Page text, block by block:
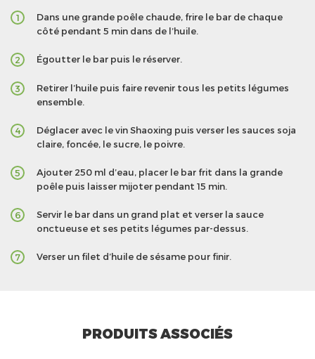
1
Dans une grande poêle chaude, frire le bar de chaque
côté pendant 5 min dans de l’huile.
2 Égoutter le bar puis le réserver.
3
Retirer l’huile puis faire revenir tous les petits légumes
ensemble.
4
Déglacer avec le vin Shaoxing puis verser les sauces soja
claire, foncée, le sucre, le poivre.
5
Ajouter 250 ml d’eau, placer le bar frit dans la grande
poêle puis laisser mijoter pendant 15 min.
6
Servir le bar dans un grand plat et verser la sauce
onctueuse et ses petits légumes par-dessus.
7 Verser un filet d’huile de sésame pour finir.
PRODUITS ASSOCIÉS